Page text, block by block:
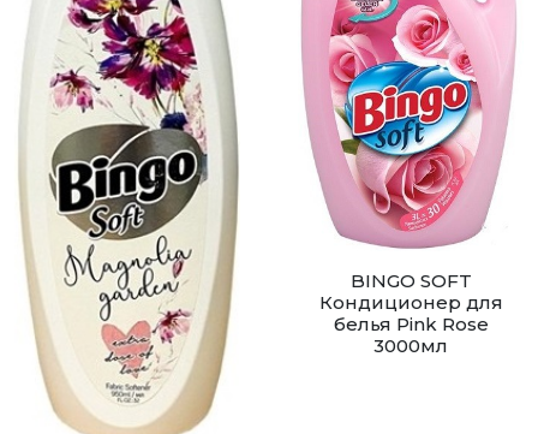
BINGO SOFT
Кондиционер для
белья Pink Rose
3000мл